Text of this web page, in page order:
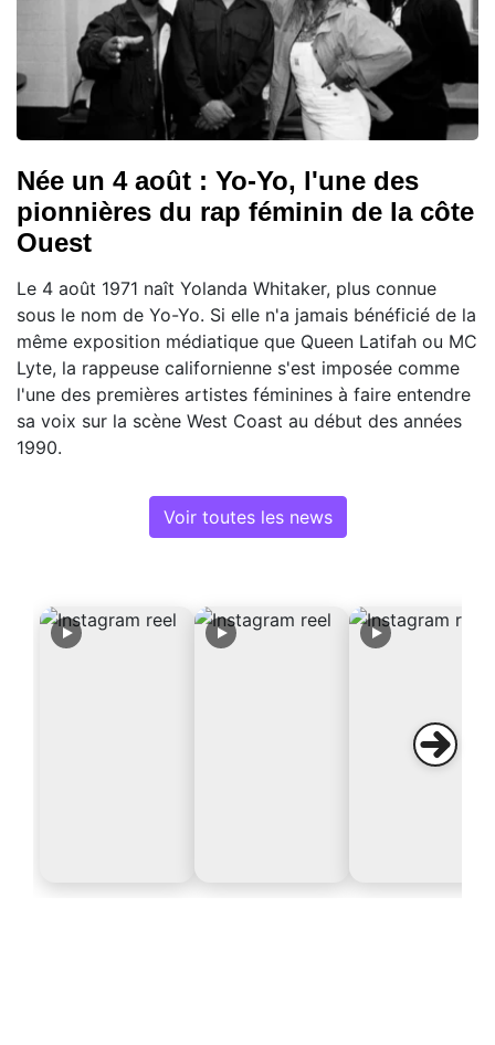
Née un 4 août : Yo-Yo, l'une des
pionnières du rap féminin de la côte
Ouest
Le 4 août 1971 naît Yolanda Whitaker, plus connue
sous le nom de Yo-Yo. Si elle n'a jamais bénéficié de la
même exposition médiatique que Queen Latifah ou MC
Lyte, la rappeuse californienne s'est imposée comme
l'une des premières artistes féminines à faire entendre
sa voix sur la scène West Coast au début des années
1990.
Voir toutes les news